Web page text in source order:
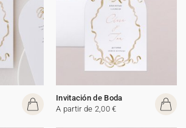
Invitación de Boda
A partir de 2,00 €